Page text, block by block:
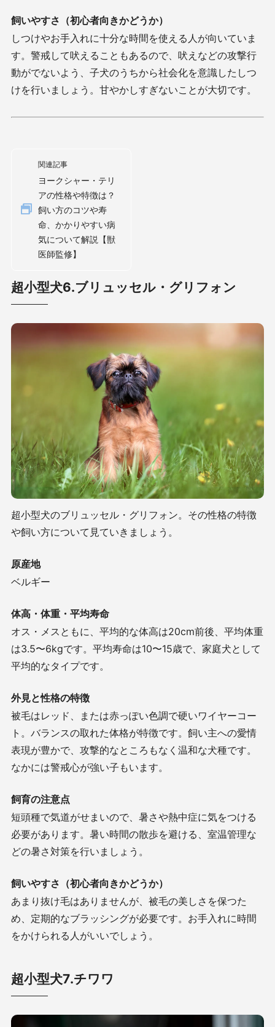
飼いやすさ（初心者向きかどうか）
しつけやお手入れに十分な時間を使える人が向いていま
す。警戒して吠えることもあるので、吠えなどの攻撃行
動がでないよう、子犬のうちから社会化を意識したしつ
けを行いましょう。甘やかしすぎないことが大切です。
関連記事
ヨークシャー・テリ
アの性格や特徴は？
飼い方のコツや寿
命、かかりやすい病
気について解説【獣
医師監修】
超小型犬6.ブリュッセル・グリフォン
超小型犬のブリュッセル・グリフォン。その性格の特徴
や飼い方について見ていきましょう。
原産地
ベルギー
体高・体重・平均寿命
オス・メスともに、平均的な体高は20cm前後、平均体重
は3.5〜6kgです。平均寿命は10〜15歳で、家庭犬として
平均的なタイプです。
外見と性格の特徴
被毛はレッド、または赤っぽい色調で硬いワイヤーコー
ト。バランスの取れた体格が特徴です。飼い主への愛情
表現が豊かで、攻撃的なところもなく温和な犬種です。
なかには警戒心が強い子もいます。
飼育の注意点
短頭種で気道がせまいので、暑さや熱中症に気をつける
必要があります。暑い時間の散歩を避ける、室温管理な
どの暑さ対策を行いましょう。
飼いやすさ（初心者向きかどうか）
あまり抜け毛はありませんが、被毛の美しさを保つた
め、定期的なブラッシングが必要です。お手入れに時間
をかけられる人がいいでしょう。
超小型犬7.チワワ